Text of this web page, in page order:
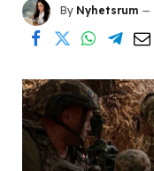
By Nyhetsrum